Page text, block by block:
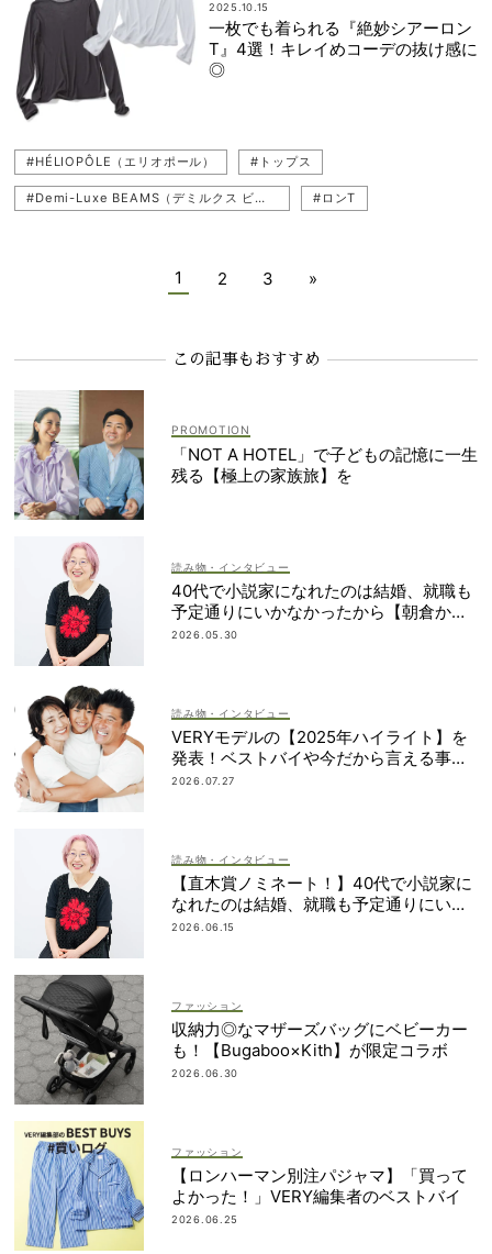
#AURALEE（オーラリー） #yori（ヨリ） #HYKE（ハイク）
#POLO RALPH LAUREN（ポロ ラルフローレン）
#HÉLIOPÔLE（エリオポール）
2025.10.15
一枚でも着られる『絶妙シアーロン
T』4選！キレイめコーデの抜け感に
◎
#HÉLIOPÔLE（エリオポール） #トップス
#Demi-Luxe BEAMS（デミルクス ビームス） #ロンT
#シアートップス（透けトップス） #yori（ヨリ）
1 2 3 »
この記事もおすすめ
「NOT A HOTEL」で子どもの記憶に一生
残る【極上の家族旅】を
読み物・インタビュー
40代で小説家になれたのは結婚、就職も
予定通りにいかなかったから【朝倉かす
みさん】
2026.05.30
読み物・インタビュー
VERYモデルの【2025年ハイライト】を
発表！ベストバイや今だから言える事件
簿も大公開
2026.07.27
読み物・インタビュー
【直木賞ノミネート！】40代で小説家に
なれたのは結婚、就職も予定通りにいか
なかったから｜朝倉かすみさん
2026.06.15
ファッション
収納力◎なマザーズバッグにベビーカー
も！【Bugaboo×Kith】が限定コラボ
2026.06.30
ファッション
【ロンハーマン別注パジャマ】「買って
よかった！」VERY編集者のベストバイ
2026.06.25